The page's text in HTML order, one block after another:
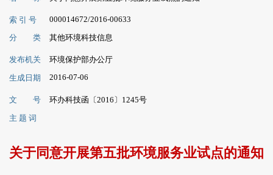
索 引 号 000014672/2016-00633
分 类 其他环境科技信息
发布机关
环境保护部办公厅
生成日期
2016-07-06
文 号
环办科技函〔2016〕1245号
主 题 词
关于同意开展第五批环境服务业试点的通知